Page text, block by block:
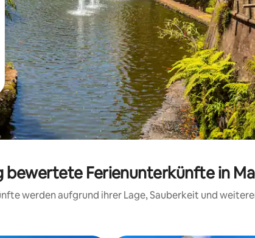
bewertete Ferienunterkünfte in
werden aufgrund ihrer Lage, Sauberkeit und